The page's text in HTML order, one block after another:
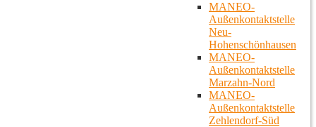
MANEO-
Außenkontaktstelle
Neu-
Hohenschönhausen
MANEO-
Außenkontaktstelle
Marzahn-Nord
MANEO-
Außenkontaktstelle
Zehlendorf-Süd